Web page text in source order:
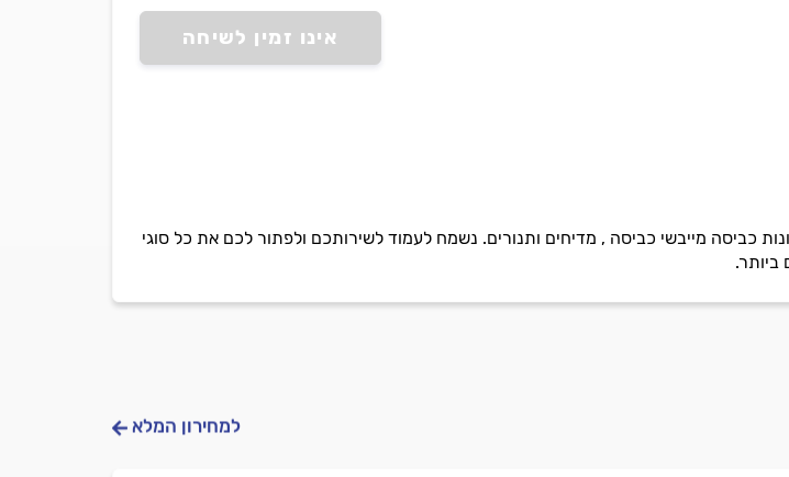
אינו זמין לשיחה
כביסה מייבשי כביסה , מדיחים ותנורים. נשמח לעמוד לשירותכם ולפתור לכם את כל סוגי
ביותר.
למחירון המלא